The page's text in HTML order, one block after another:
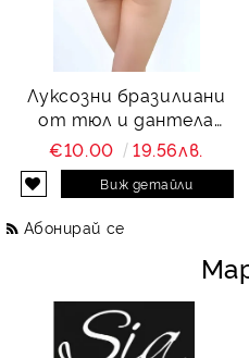
Луксозни бразилиани
от тюл и дантела
Charity
€10.00 19.56лв.
Виж детайли
Абонирай се